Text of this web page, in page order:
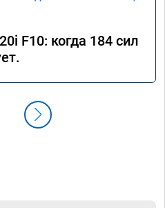
F10: когда 184 сил